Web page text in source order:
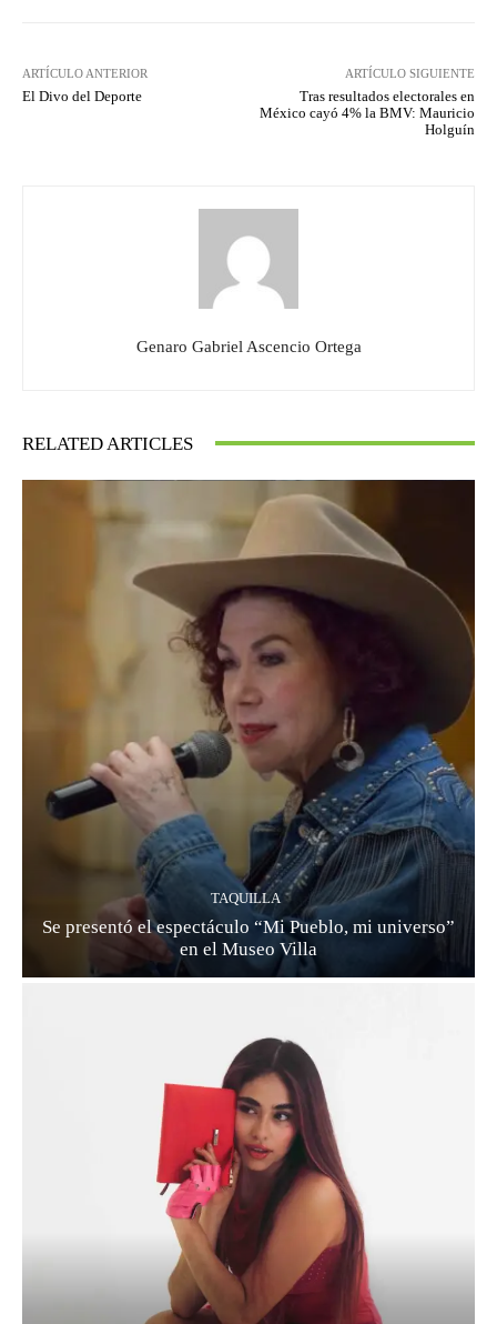
ARTÍCULO ANTERIOR
El Divo del Deporte
ARTÍCULO SIGUIENTE
Tras resultados electorales en
México cayó 4% la BMV: Mauricio
Holguín
Genaro Gabriel Ascencio Ortega
RELATED ARTICLES
TAQUILLA
Se presentó el espectáculo “Mi Pueblo, mi universo”
en el Museo Villa